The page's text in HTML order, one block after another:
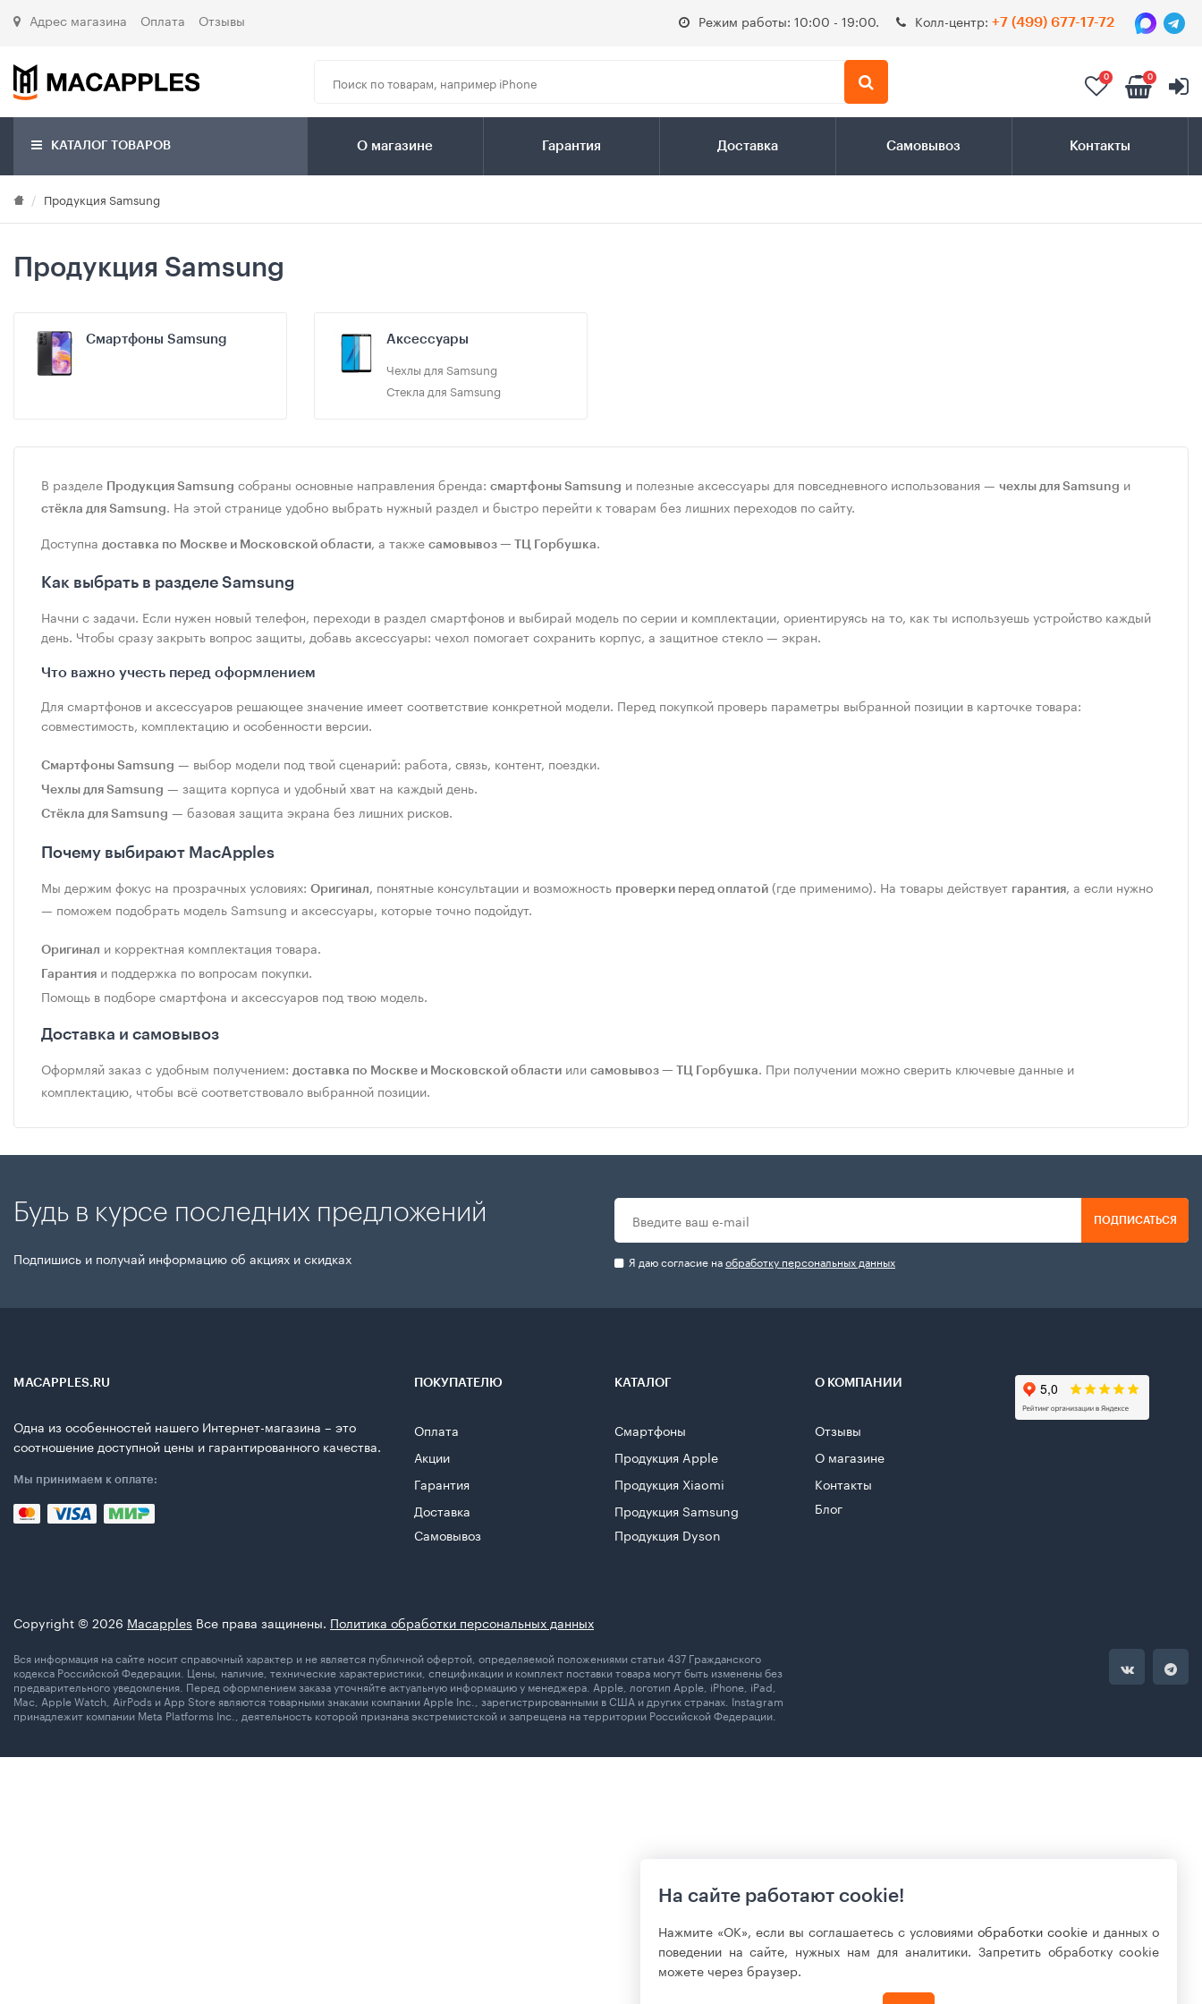
Адрес магазина Оплата Отзывы Режим работы: 10:00 - 19:00. Колл-центр: +7 (499) 677-17-72
0 0
КАТАЛОГ ТОВАРОВ О магазине Гарантия Доставка Самовывоз Контакты
Продукция Samsung
Продукция Samsung
Смартфоны Samsung Аксессуары
Чехлы для Samsung
Стекла для Samsung
В разделе Продукция Samsung собраны основные направления бренда: смартфоны Samsung и полезные аксессуары для повседневного использования — чехлы для Samsung и
стёкла для Samsung. На этой странице удобно выбрать нужный раздел и быстро перейти к товарам без лишних переходов по сайту.
Доступна доставка по Москве и Московской области, а также самовывоз — ТЦ Горбушка.
Как выбрать в разделе Samsung
Начни с задачи. Если нужен новый телефон, переходи в раздел смартфонов и выбирай модель по серии и комплектации, ориентируясь на то, как ты используешь устройство каждый
день. Чтобы сразу закрыть вопрос защиты, добавь аксессуары: чехол помогает сохранить корпус, а защитное стекло — экран.
Что важно учесть перед оформлением
Для смартфонов и аксессуаров решающее значение имеет соответствие конкретной модели. Перед покупкой проверь параметры выбранной позиции в карточке товара:
совместимость, комплектацию и особенности версии.
Смартфоны Samsung — выбор модели под твой сценарий: работа, связь, контент, поездки.
Чехлы для Samsung — защита корпуса и удобный хват на каждый день.
Стёкла для Samsung — базовая защита экрана без лишних рисков.
Почему выбирают MacApples
Мы держим фокус на прозрачных условиях: Оригинал, понятные консультации и возможность проверки перед оплатой (где применимо). На товары действует гарантия, а если нужно
— поможем подобрать модель Samsung и аксессуары, которые точно подойдут.
Оригинал и корректная комплектация товара.
Гарантия и поддержка по вопросам покупки.
Помощь в подборе смартфона и аксессуаров под твою модель.
Доставка и самовывоз
Оформляй заказ с удобным получением: доставка по Москве и Московской области или самовывоз — ТЦ Горбушка. При получении можно сверить ключевые данные и
комплектацию, чтобы всё соответствовало выбранной позиции.
Будь в курсе последних предложений
Подпишись и получай информацию об акциях и скидках
ПОДПИСАТЬСЯ
Я даю согласие наобработку персональных данных
MACAPPLES.RU
Одна из особенностей нашего Интернет-магазина – это
соотношение доступной цены и гарантированного качества.
Мы принимаем к оплате:
ПОКУПАТЕЛЮ
Оплата
Акции
Гарантия
Доставка
Самовывоз
КАТАЛОГ
Смартфоны
Продукция Apple
Продукция Xiaomi
Продукция Samsung
Продукция Dyson
О КОМПАНИИ
Отзывы
О магазине
Контакты
Блог
Copyright © 2026 Macapples Все права защинены. Политика обработки персональных данных
Вся информация на сайте носит справочный характер и не является публичной офертой, определяемой положениями статьи 437 Гражданского
кодекса Российской Федерации. Цены, наличие, технические характеристики, спецификации и комплект поставки товара могут быть изменены без
предварительного уведомления. Перед оформлением заказа уточняйте актуальную информацию у менеджера. Apple, логотип Apple, iPhone, iPad,
Mac, Apple Watch, AirPods и App Store являются товарными знаками компании Apple Inc., зарегистрированными в США и других странах. Instagram
принадлежит компании Meta Platforms Inc., деятельность которой признана экстремистской и запрещена на территории Российской Федерации.
На сайте работают cookie!
Нажмите «ОК», если вы соглашаетесь с условиямиобработки cookie и данных о
поведении на сайте, нужных нам для аналитики. Запретить обработку cookie
можете через браузер.